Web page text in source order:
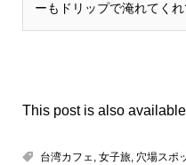
ーもドリップで淹れてく
This post is also
台湾カフェ, 女子旅, 穴場スポ